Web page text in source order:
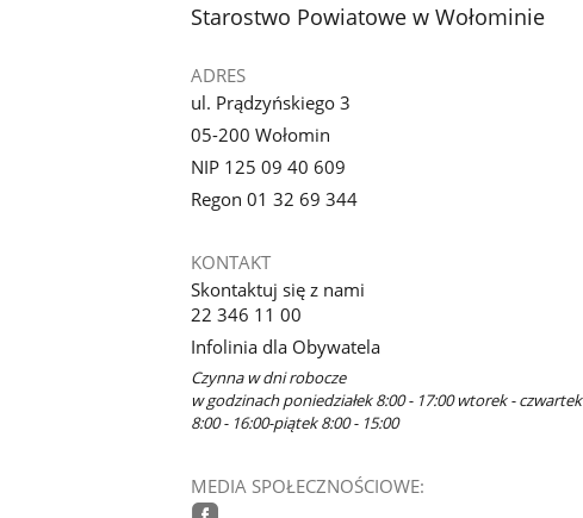
stopka
Starostwo Powiatowe w Wołominie
ADRES
ul. Prądzyńskiego 3
05-200 Wołomin
NIP 125 09 40 609
Regon 01 32 69 344
KONTAKT
Skontaktuj się z nami
22 346 11 00
Infolinia dla Obywatela
Czynna w dni robocze
w godzinach poniedziałek 8:00 - 17:00 wtorek - czwartek
8:00 - 16:00-piątek 8:00 - 15:00
MEDIA SPOŁECZNOŚCIOWE: